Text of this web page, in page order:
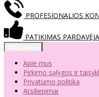
PROFESIONALIOS
PATIKIMAS
Apie mus
Pirkimo sąlygos ir
Privatumo politika
Atsiliepimai